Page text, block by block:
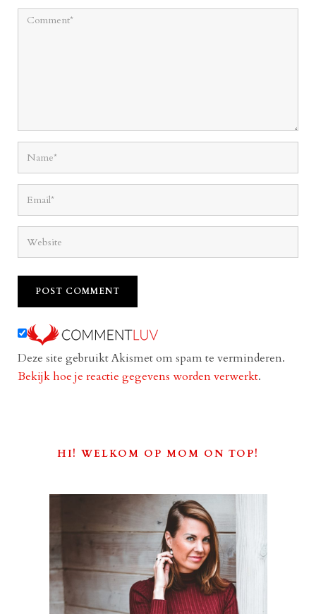
Deze site gebruikt Akismet om spam te verminderen.
Bekijk hoe je reactie gegevens worden verwerkt.
HI! WELKOM OP MOM ON TOP!